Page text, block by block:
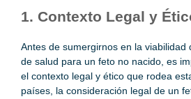
1. Contexto Legal y
Antes de sumergirnos en la viabilidad
de salud para un feto no nacido, es
el contexto legal y ético que rodea
países, la consideración legal de un